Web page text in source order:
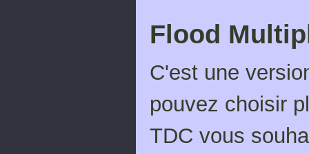
Flood
C'est une
pouvez choisir
TDC vous